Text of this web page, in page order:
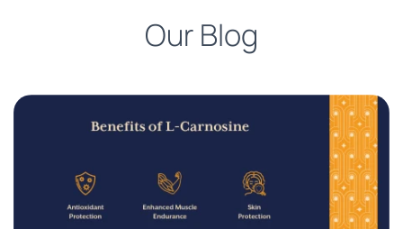
Our Blog